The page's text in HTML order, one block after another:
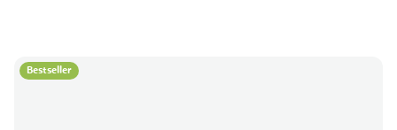
Bestseller